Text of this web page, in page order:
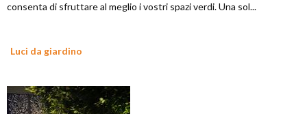
consenta di sfruttare al meglio i vostri spazi verdi. Una sol...
Luci da giardino